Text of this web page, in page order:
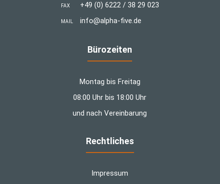
FAX +49 (0) 6222 / 38 29 023
MAIL info@alpha-five.de
Bürozeiten
Montag bis Freitag
08:00 Uhr bis 18:00 Uhr
und nach Vereinbarung
Rechtliches
Impressum